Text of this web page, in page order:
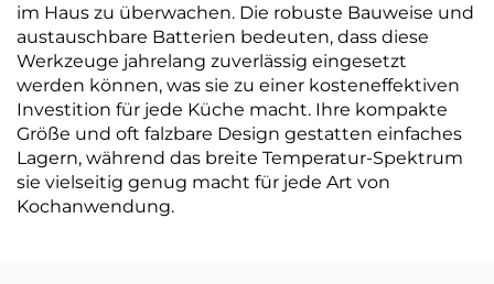
im Haus zu überwachen. Die robuste Bauweise und
austauschbare Batterien bedeuten, dass diese
Werkzeuge jahrelang zuverlässig eingesetzt
werden können, was sie zu einer kosteneffektiven
Investition für jede Küche macht. Ihre kompakte
Größe und oft falzbare Design gestatten einfaches
Lagern, während das breite Temperatur-Spektrum
sie vielseitig genug macht für jede Art von
Kochanwendung.